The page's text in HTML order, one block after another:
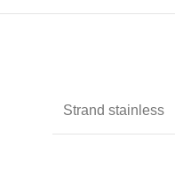
Strand stainless